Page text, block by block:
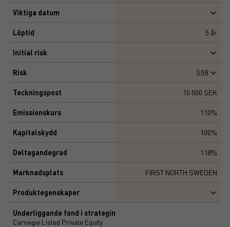
Viktiga datum
Löptid 5 år
Initial risk
Risk 3,58
Teckningspost 10 000 SEK
Emissionskurs 110%
Kapitalskydd 100%
Deltagandegrad 118%
Marknadsplats FIRST NORTH SWEDEN
Produktegenskaper
Underliggande fond i strategin
Carnegie Listed Private Equity